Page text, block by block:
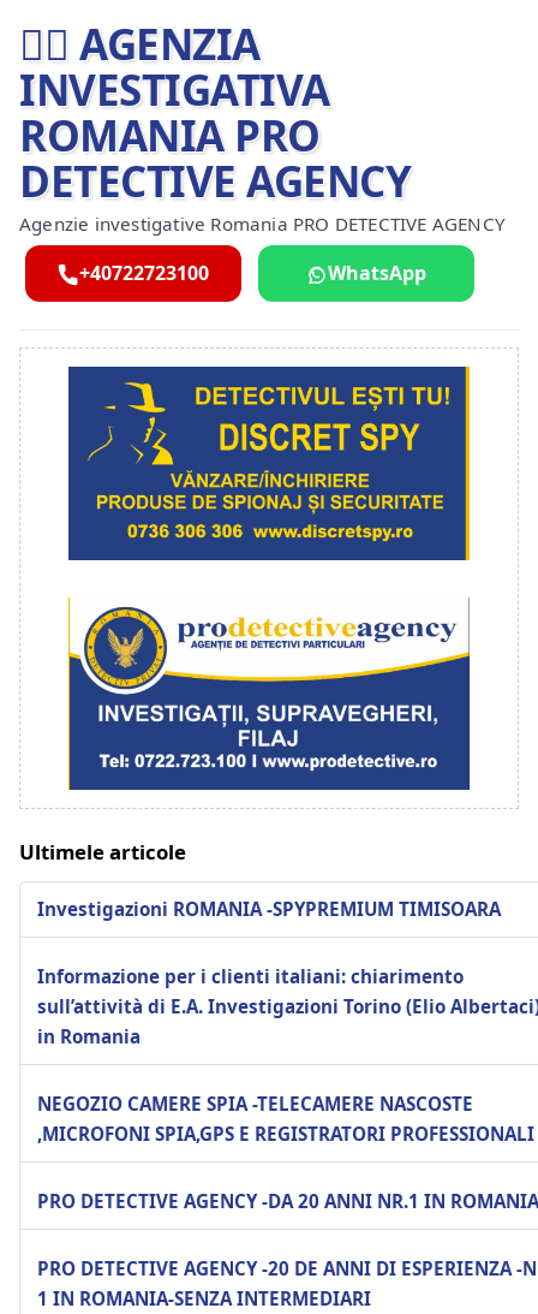
🕵️‍♂ AGENZIA
INVESTIGATIVA
ROMANIA PRO
DETECTIVE AGENCY
Agenzie investigative Romania PRO DETECTIVE AGENCY
+40722723100 WhatsApp
Ultimele articole
Investigazioni ROMANIA -SPYPREMIUM TIMISOARA
Informazione per i clienti italiani: chiarimento
sull’attività di E.A. Investigazioni Torino (Elio
in Romania
NEGOZIO CAMERE SPIA -TELECAMERE NASCOSTE
,MICROFONI SPIA,GPS E REGISTRATORI PROFESSIONALI
PRO DETECTIVE AGENCY -DA 20 ANNI NR.1 IN ROMANIA
PRO DETECTIVE AGENCY -20 DE ANNI DI ESPERIENZA -
1 IN ROMANIA-SENZA INTERMEDIARI